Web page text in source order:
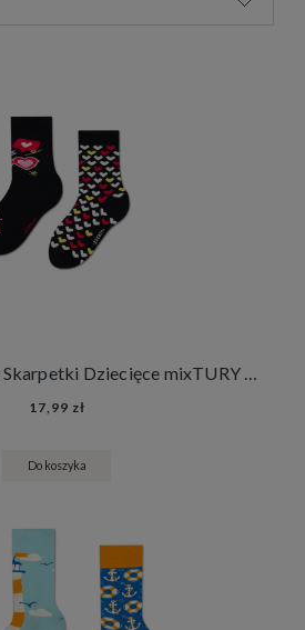
Kolorowe Śmieszne Skarpetki Dziecięce mixTURY Miłosne Dla Dzieci Długie Serca Miłość Walentynki
17,99 zł
Do koszyka